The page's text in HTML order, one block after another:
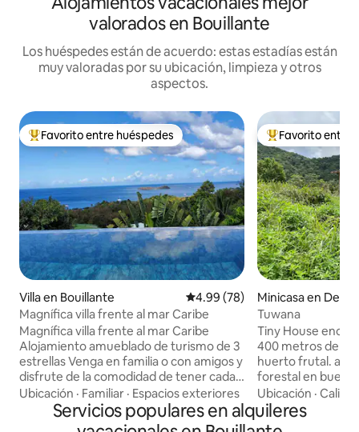
valorados en Bouillante
Los huéspedes están de acuerdo: estas estadías están
muy valoradas por su ubicación, limpieza y otros
aspectos.
Favorito entre huéspedes preferido
Favorito entre huéspedes
Villa en Bouillante Calificación promedio: 4.99 de
4.99 (78)
Magnífica villa frente al mar Caribe
Magnífica villa frente al mar Caribe
Alojamiento amueblado de turismo de 3
estrellas Venga en familia o con amigos y
disfrute de la comodidad de tener cada
uno su baño (ducha) y aseo separado La
cocina abierta a la sala de estar está
equipada con un horno multifunción de
Ubicación · Familiar · Espacios exteriores
Favorito entre
Favorito entre
Minicasa en
Tuwana
Tiny House encaramada en una colina a
400 metros de
huerto frutal.
forestal en buen
y aislado entre el
una vista
naturalmente
Ubicación ·
Servicios populares en alquileres